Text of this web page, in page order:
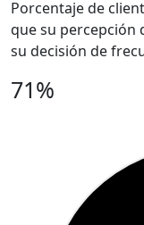
Porcentaje de
que su percepción
su decisión de
71%